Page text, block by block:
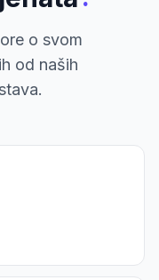
o svom
od naših